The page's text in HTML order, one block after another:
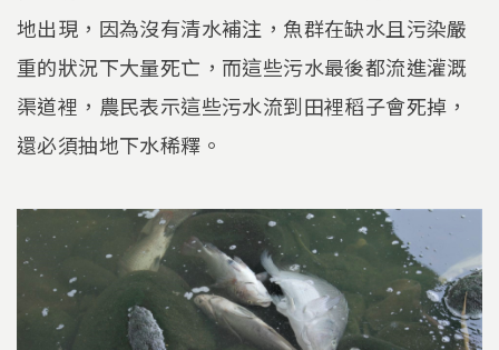
地出現，因為沒有清水補注，魚群在缺水且污染嚴
重的狀況下大量死亡，而這些污水最後都流進灌溉
渠道裡，農民表示這些污水流到田裡稻子會死掉，
還必須抽地下水稀釋。